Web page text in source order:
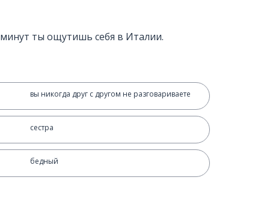
ты ощутишь себя в Италии.
вы никогда друг с другом не разговариваете
сестра
бедный